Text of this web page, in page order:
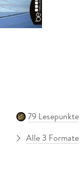
79 Lesepunkte
Alle 3 Formate